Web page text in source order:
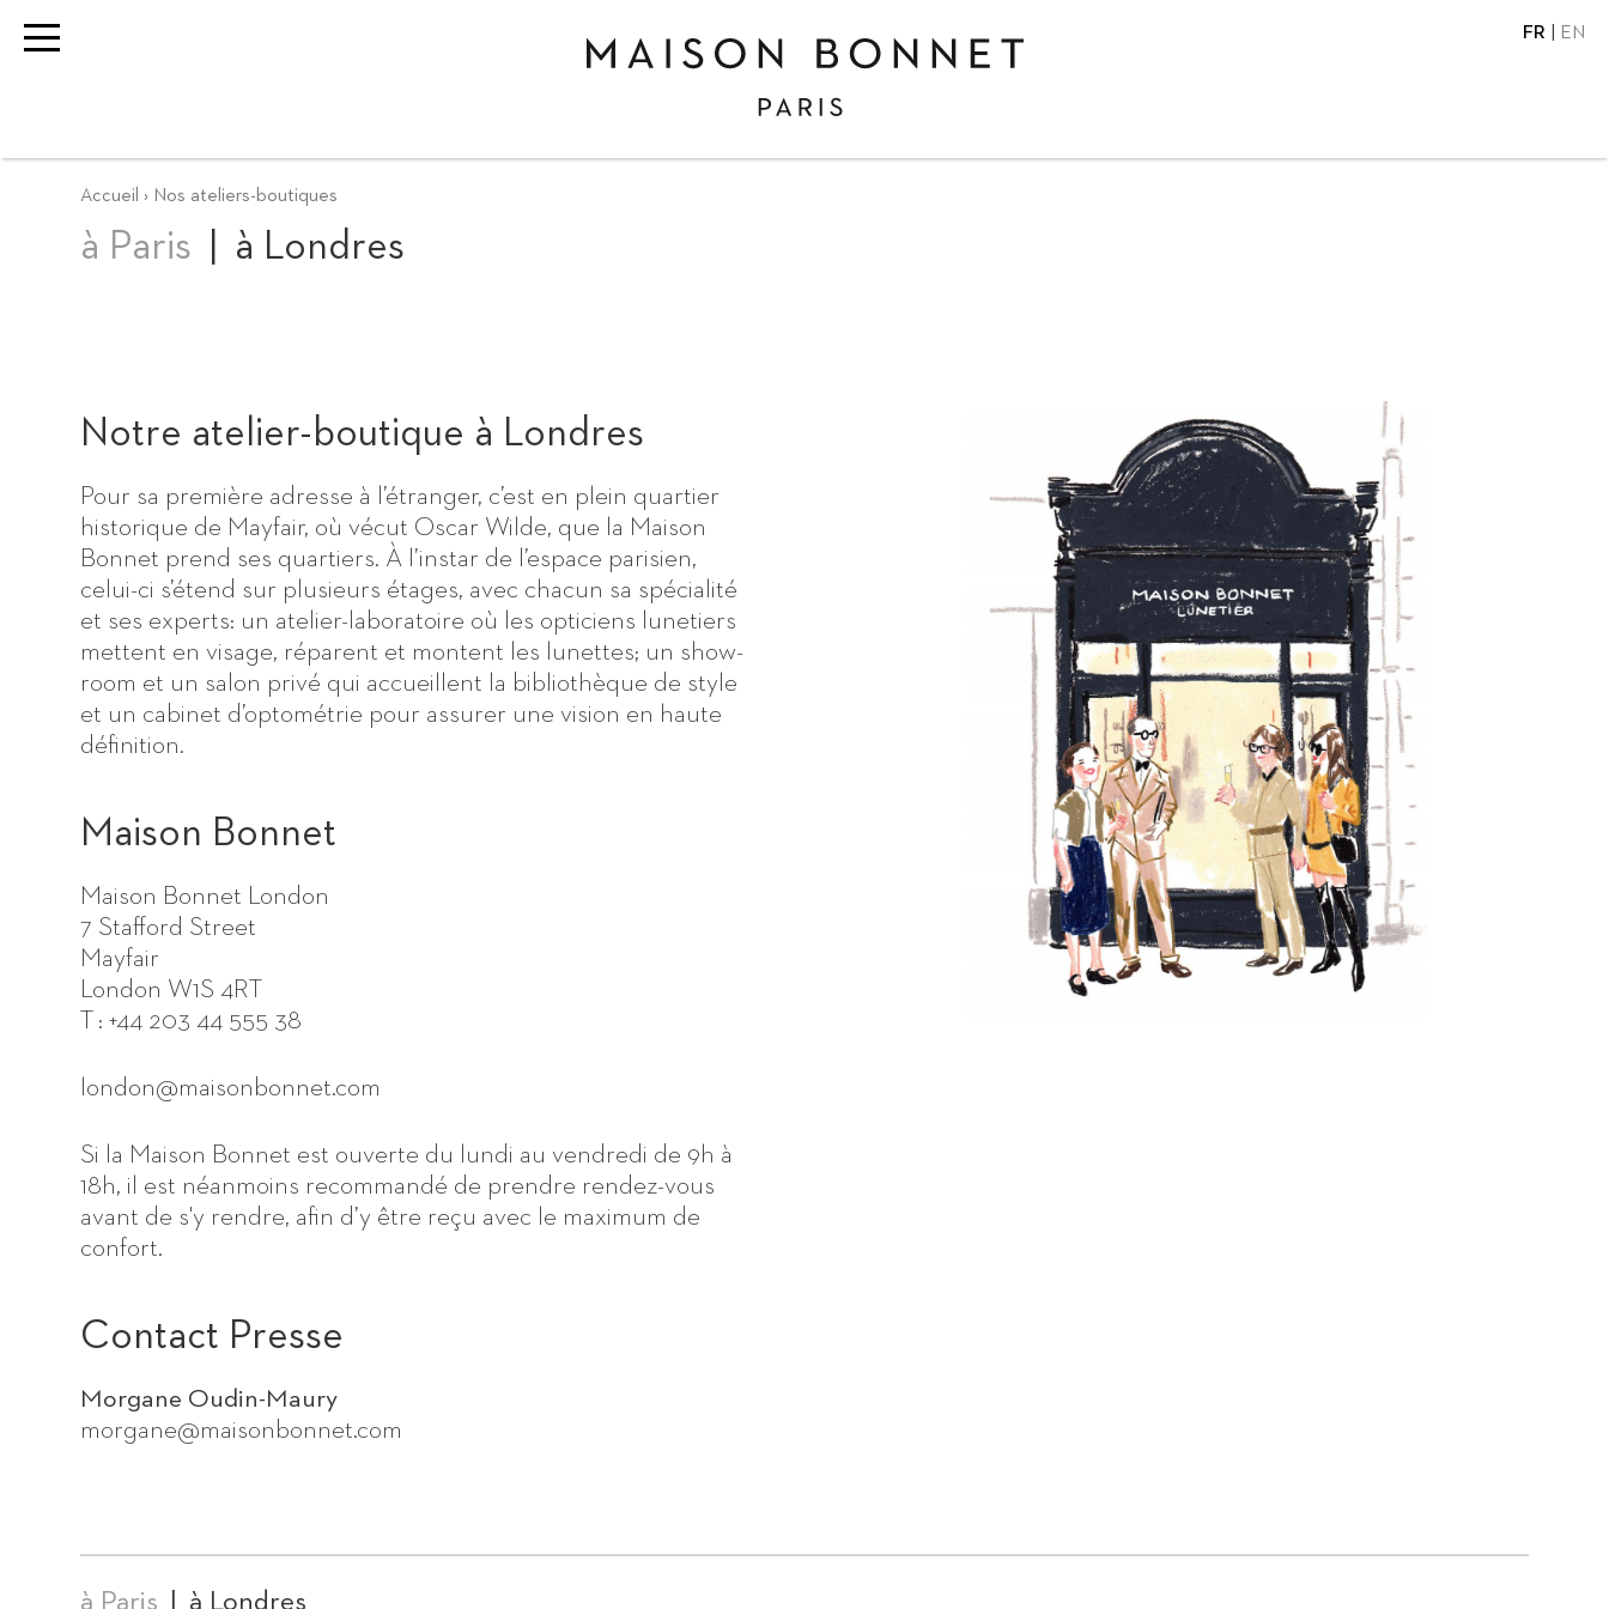
Maison
mesure
FR EN
Accueil Nos ateliers-boutiques
à Paris à Londres
Notre atelier-boutique à Londres
Pour sa première adresse à l’étranger, c’est en plein quartier
historique de Mayfair, où vécut Oscar Wilde, que la Maison
Bonnet prend ses quartiers. À l’instar de l’espace parisien,
celui-ci s’étend sur plusieurs étages, avec chacun sa spécialité
et ses experts: un atelier-laboratoire où les opticiens lunetiers
mettent en visage, réparent et montent les lunettes; un show-
room et un salon privé qui accueillent la bibliothèque de style
et un cabinet d’optométrie pour assurer une vision en haute
définition.
Maison Bonnet
Maison Bonnet London
7 Stafford Street
Mayfair
London W1S 4RT
T : +44 203 44 555 38
london@maisonbonnet.com
Si la Maison Bonnet est ouverte du lundi au vendredi de 9h à
18h, il est néanmoins recommandé de prendre rendez-vous
avant de s'y rendre, afin d’y être reçu avec le maximum de
confort.
Contact Presse
Morgane Oudin-Maury
morgane@maisonbonnet.com
à Paris à Londres